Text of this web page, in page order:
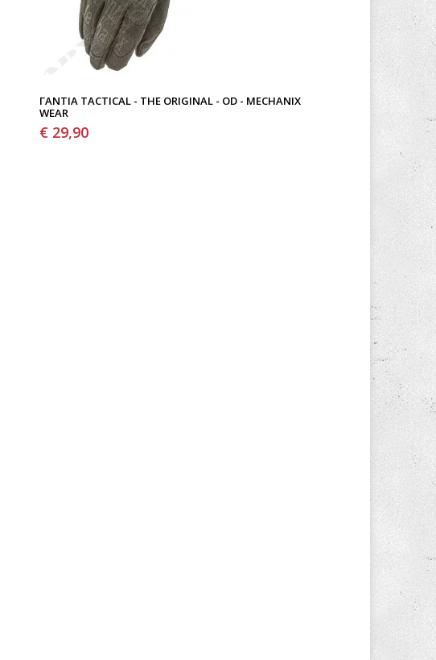
ΓΆΝΤΙΑ TACTICAL - THE ORIGINAL - OD - MECHANIX
WEAR
€ 29,90